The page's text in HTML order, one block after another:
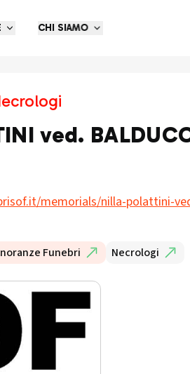
CHI SIAMO
ved.
memorials/nilla-polattini-
Funebri Necrologi